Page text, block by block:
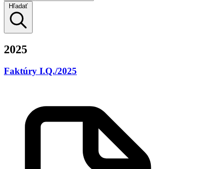
Hľadať
2025
Faktúry I.Q./2025